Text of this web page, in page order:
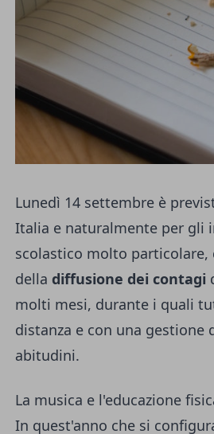
Lunedì 14 settembre è
Italia e naturalmente per gli
scolastico molto
della diffusione dei contagi
molti mesi, durante i quali
distanza e con una gestione
abitudini.
La musica e l'educazione
In quest'anno che si